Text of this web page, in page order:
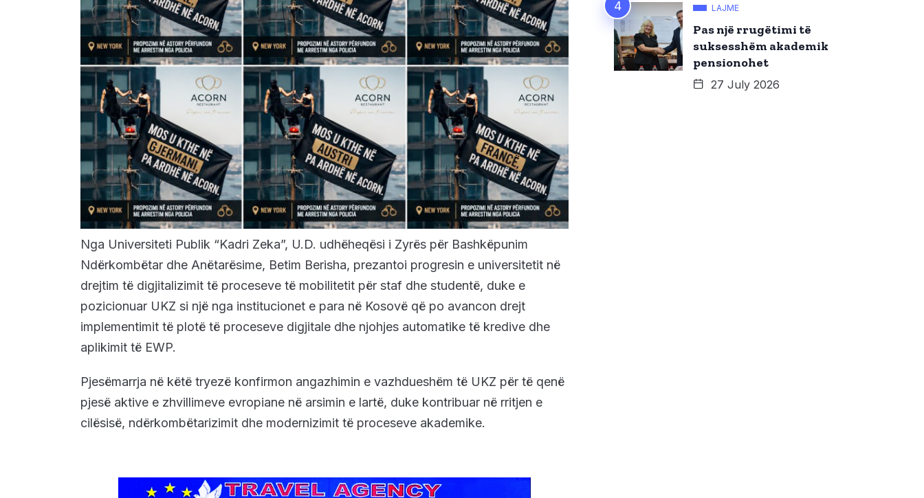
Nga Universiteti Publik “Kadri Zeka”, U.D. udhëheqësi i Zyrës për Bashkëpunim
Ndërkombëtar dhe Anëtarësime, Betim Berisha, prezantoi progresin e universitetit në
drejtim të digjitalizimit të proceseve të mobilitetit për staf dhe studentë, duke e
pozicionuar UKZ si një nga institucionet e para në Kosovë që po avancon drejt
implementimit të plotë të proceseve digjitale dhe njohjes automatike të kredive dhe
aplikimit të EWP.
Pjesëmarrja në këtë tryezë konfirmon angazhimin e vazhdueshëm të UKZ për të qenë
pjesë aktive e zhvillimeve evropiane në arsimin e lartë, duke kontribuar në rritjen e
cilësisë, ndërkombëtarizimit dhe modernizimit të proceseve akademike.
LAJME
Pas një rrugëtimi të
suksesshëm akademik
pensionohet
27 July 2026